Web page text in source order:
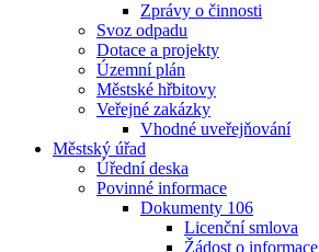
Zprávy o činnosti
Svoz odpadu
Dotace a projekty
Územní plán
Městské hřbitovy
Veřejné zakázky
Vhodné uveřejňování
Městský úřad
Úřední deska
Povinné informace
Dokumenty 106
Licenční smlova
Žádost o informace